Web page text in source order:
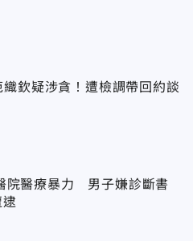
織欽疑涉貪！遭檢調帶回約談
院醫療暴力 男子嫌診斷書
逮